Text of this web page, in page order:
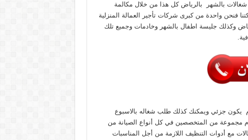
شغالات بالشهر بالرياض كل هذا من خلال مكالمة
فنحن واحدة من كبرى شركات تأجير العمالة المنزلية
وكذلك جليسة اطفال بالشهر وخادمات وجميع تلك
يكون جزئي ويمكنك كذلك طلب شغاله بالاسبوع
مجموعة من المتخصصين في كل أنواع الصيانة من
مع أدوات التنظيف اللازمة من أجل المناسبات